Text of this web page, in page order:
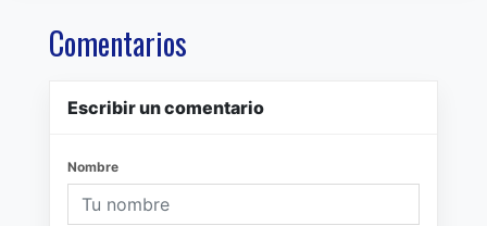
Comentarios
Escribir un comentario
Nombre